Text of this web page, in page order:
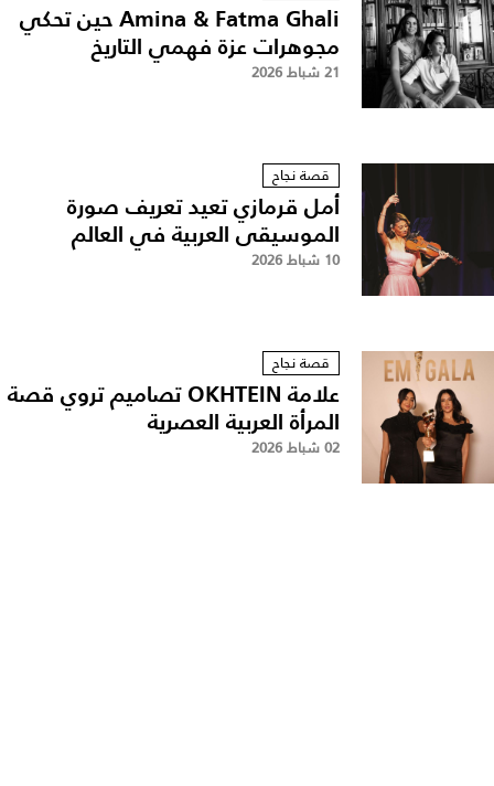
Amina & Fatma Ghali حين تحكي
مجوهرات عزة فهمي التاريخ
21 شباط 2026
قصة نجاح
أمل قرمازي تعيد تعريف صورة
الموسيقى العربية في العالم
10 شباط 2026
قصة نجاح
علامة OKHTEIN تصاميم تروي قصة
المرأة العربية العصرية
02 شباط 2026